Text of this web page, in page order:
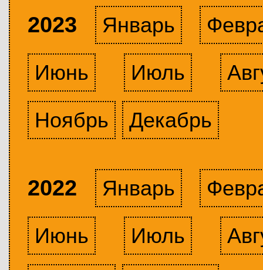
2023 Январь
Июнь
Июль
Ноябрь
Декабрь
2022 Январь
Июнь
Июль